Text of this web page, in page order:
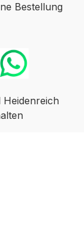
Bestellung